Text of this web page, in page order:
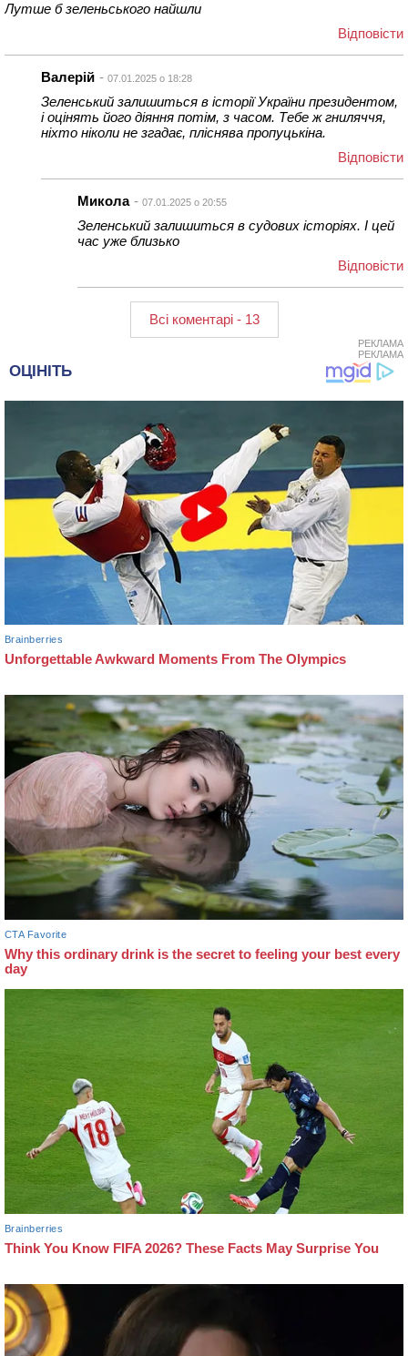
Лутше б зеленьського найшли
Відповіcти
Валерій 07.01.2025 о 18:28
Зеленський залишиться в історії України президентом,
і оцінять його діяння потім, з часом. Тебе ж гниляччя,
ніхто ніколи не згадає, пліснява пропуцькіна.
Відповіcти
Микола 07.01.2025 о 20:55
Зеленський залишиться в судових історіях. І цей
час уже близько
Відповіcти
Всі коментарі - 13
РЕКЛАМА
РЕКЛАМА